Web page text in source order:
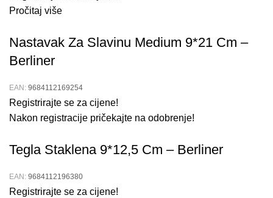
Pročitaj više
Nastavak Za Slavinu Medium 9*21 Cm –
Berliner
EAN: 9684112169254
Registrirajte se za cijene!
Nakon registracije pričekajte na odobrenje!
Tegla Staklena 9*12,5 Cm – Berliner
EAN: 9684112196380
Registrirajte se za cijene!